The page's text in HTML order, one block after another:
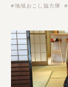
地域おこし協力隊